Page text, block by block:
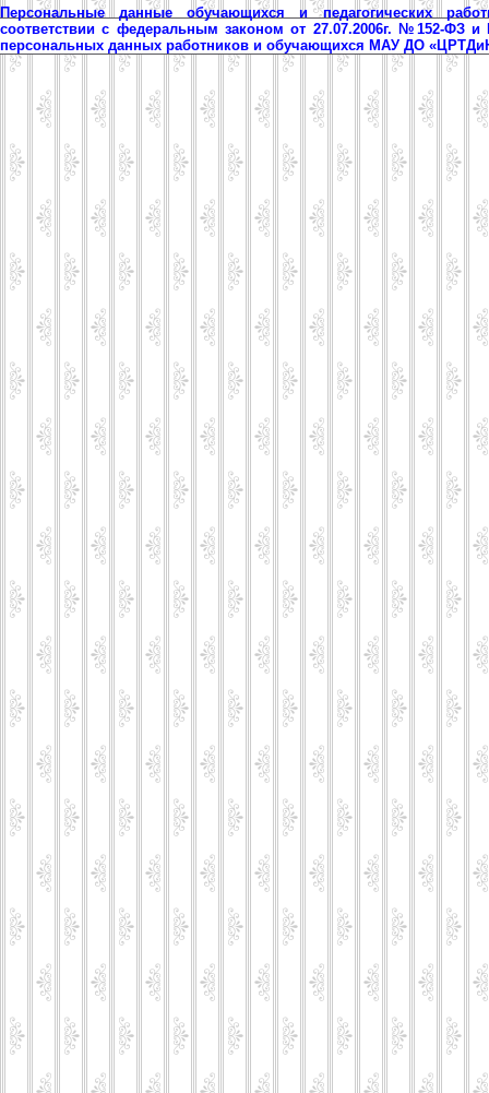
Персональные данные обучающихся и педагогических
соответствии с федеральным законом от 27.07.2006г. №152-ФЗ
персональных данных работников и обучающихся МАУ ДО